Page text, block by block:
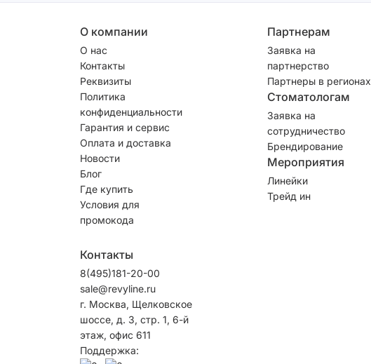
О компании
О нас
Контакты
Реквизиты
Политика
конфиденциальности
Гарантия и сервис
Оплата и доставка
Новости
Блог
Где купить
Условия для
промокода
Партнерам
Заявка на
партнерство
Партнеры в регионах
Стоматологам
Заявка на
сотрудничество
Брендирование
Мероприятия
Линейки
Трейд ин
Контакты
8(495)181-20-00
sale@revyline.ru
г. Москва, Щелковское
шоссе, д. 3, стр. 1, 6-й
этаж, офис 611
Поддержка: